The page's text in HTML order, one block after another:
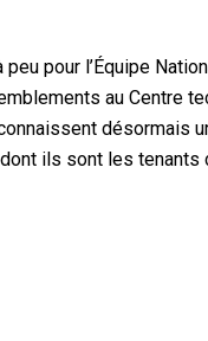
pour l’Équipe
au Centre
désormais
ils sont les tenants